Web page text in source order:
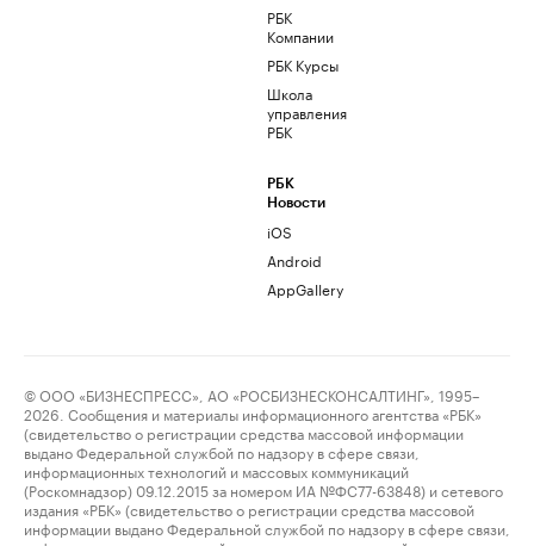
РБК
Компании
РБК Курсы
Школа
управления
РБК
РБК
Новости
iOS
Android
AppGallery
© ООО «БИЗНЕСПРЕСС», АО «РОСБИЗНЕСКОНСАЛТИНГ», 1995–
2026. Сообщения и материалы информационного агентства «РБК»
(свидетельство о регистрации средства массовой информации
выдано Федеральной службой по надзору в сфере связи,
информационных технологий и массовых коммуникаций
(Роскомнадзор) 09.12.2015 за номером ИА №ФС77-63848) и сетевого
издания «РБК» (свидетельство о регистрации средства массовой
информации выдано Федеральной службой по надзору в сфере связи,